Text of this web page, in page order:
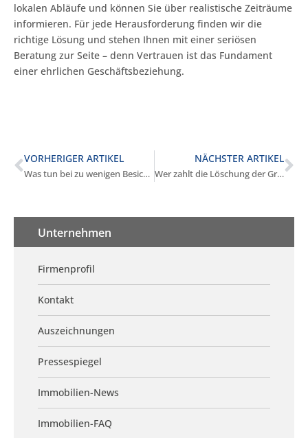
lokalen Abläufe und können Sie über realistische Zeiträume
informieren. Für jede Herausforderung finden wir die
richtige Lösung und stehen Ihnen mit einer seriösen
Beratung zur Seite – denn Vertrauen ist das Fundament
einer ehrlichen Geschäftsbeziehung.
VORHERIGER ARTIKEL
Was tun bei zu wenigen Besichtigungen in Würmtal?
NÄCHSTER ARTIKEL
Wer zahlt die Löschung der Grundschuld in Würmtal?
Unternehmen
Firmenprofil
Kontakt
Auszeichnungen
Pressespiegel
Immobilien-News
Immobilien-FAQ